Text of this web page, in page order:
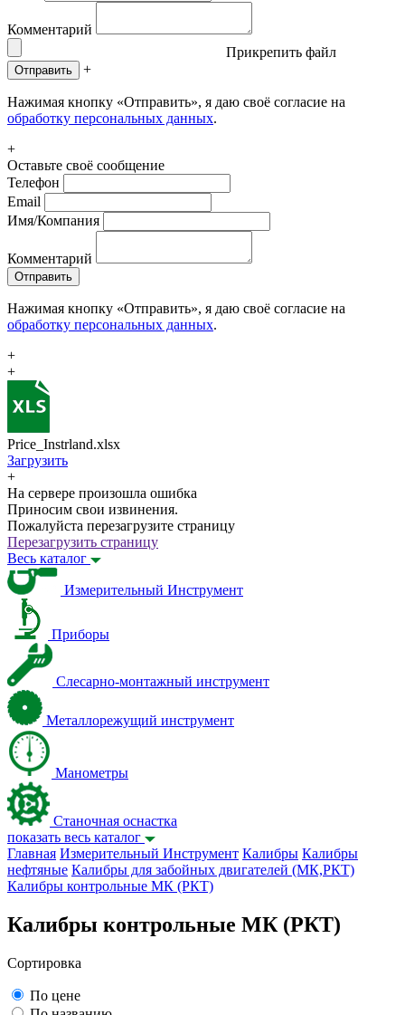
Комментарий
Прикрепить файл
Отправить +
Нажимая кнопку «Отправить», я даю своё согласие на
обработку персональных данных.
+
Оставьте своё сообщение
Телефон
Email
Имя/Компания
Комментарий
Отправить
Нажимая кнопку «Отправить», я даю своё согласие на
обработку персональных данных.
+
+
Price_Instrland.xlsx
Загрузить
+
На сервере произошла ошибка
Приносим свои извинения.
Пожалуйста перезагрузите страницу
Перезагрузить страницу
Весь каталог
Измерительный Инструмент
Приборы
Слесарно-монтажный инструмент
Металлорежущий инструмент
Манометры
Станочная оснастка
показать весь каталог
Главная Измерительный Инструмент Калибры Калибры
нефтяные Калибры для забойных двигателей (МК,РКТ)
Калибры контрольные МК (РКТ)
Калибры контрольные МК (РКТ)
Сортировка
По цене